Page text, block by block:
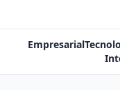
Empresarial